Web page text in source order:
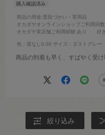
商品の用途:普段づかい・実用品
オカダヤオンラインショップご利用回数
オカダヤ実店舗ご利用経験:あり 好
色：度なし0.00 サイズ：ダストグレー
商品の到着も早く、すばやく受
絞り込み